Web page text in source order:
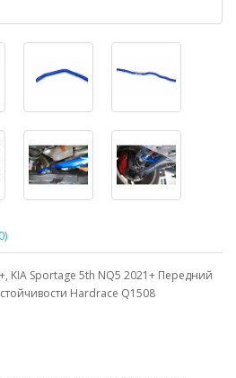
KIA Sportage 5th NQ5 2021+ Передний
Hardrace Q1508